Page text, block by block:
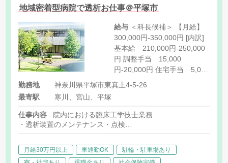
地域密着型病院で透析お仕事＠平塚市
給与
300,000円-350,000円 [内訳]
基本給 210,000円-250,000
円 調整手当 15,000
円-20,000円 住宅手当 5,000
円-10,000円 透析手当
30,000円 役職手当 40,000
240,000円-310,000円 [内訳]
基本給 190,000円-250,000
円-20,000円 住宅手当 5,000
円-10,000円 透析手当
勤務地
神奈川県平塚市東真土4-5-26
最寄駅
寒川、宮山、平塚
仕事内容
院内における臨床工学技士業務
・透析装置のメンテナンス・点検
・医療機器管理
・他 付随する業務
月給30万円以上 車通勤OK
駐輪・駐車場あり